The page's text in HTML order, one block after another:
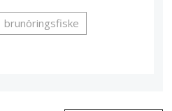
brunöringsfiske